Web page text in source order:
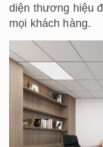
diện thương hiệu
mọi khách hàng.